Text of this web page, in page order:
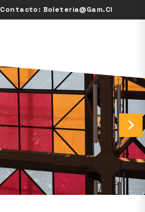
Contacto: Boleteria@gam.cl